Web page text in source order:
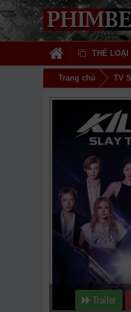
THỂ LOẠI
Trang chủ TV
Trailer